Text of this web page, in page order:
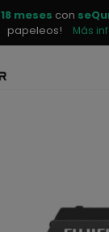
18 meses con
papeleos!
Más